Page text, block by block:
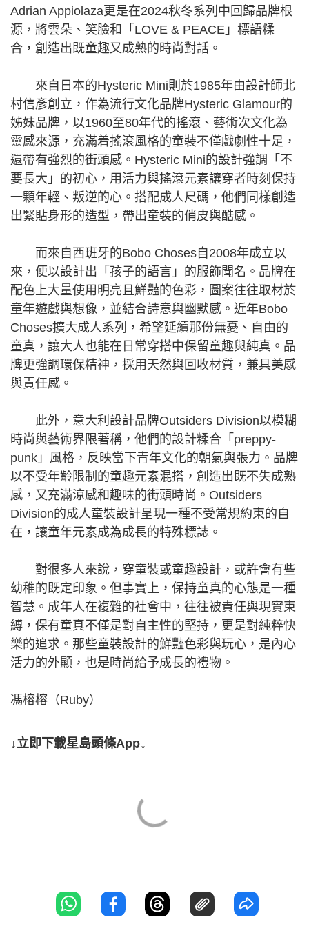
Adrian Appiolaza更是在2024秋冬系列中回歸品牌根
源，將雲朵、笑臉和「LOVE & PEACE」標語糅
合，創造出既童趣又成熟的時尚對話。
來自日本的Hysteric Mini則於1985年由設計師北
村信彥創立，作為流行文化品牌Hysteric Glamour的
姊妹品牌，以1960至80年代的搖滾、藝術次文化為
靈感來源，充滿着搖滾風格的童裝不僅戲劇性十足，
還帶有強烈的街頭感。Hysteric Mini的設計強調「不
要長大」的初心，用活力與搖滾元素讓穿者時刻保持
一顆年輕、叛逆的心。搭配成人尺碼，他們同樣創造
出緊貼身形的造型，帶出童裝的俏皮與酷感。
而來自西班牙的Bobo Choses自2008年成立以
來，便以設計出「孩子的語言」的服飾聞名。品牌在
配色上大量使用明亮且鮮豔的色彩，圖案往往取材於
童年遊戲與想像，並結合詩意與幽默感。近年Bobo
Choses擴大成人系列，希望延續那份無憂、自由的
童真，讓大人也能在日常穿搭中保留童趣與純真。品
牌更強調環保精神，採用天然與回收材質，兼具美感
與責任感。
此外，意大利設計品牌Outsiders Division以模糊
時尚與藝術界限著稱，他們的設計糅合「preppy-
punk」風格，反映當下青年文化的朝氣與張力。品牌
以不受年齡限制的童趣元素混搭，創造出既不失成熟
感，又充滿涼感和趣味的街頭時尚。Outsiders
Division的成人童裝設計呈現一種不受常規約束的自
在，讓童年元素成為成長的特殊標誌。
對很多人來說，穿童裝或童趣設計，或許會有些
幼稚的既定印象。但事實上，保持童真的心態是一種
智慧。成年人在複雜的社會中，往往被責任與現實束
縛，保有童真不僅是對自主性的堅持，更是對純粹快
樂的追求。那些童裝設計的鮮豔色彩與玩心，是內心
活力的外顯，也是時尚給予成長的禮物。
馮榕榕（Ruby）
↓立即下載星島頭條App↓